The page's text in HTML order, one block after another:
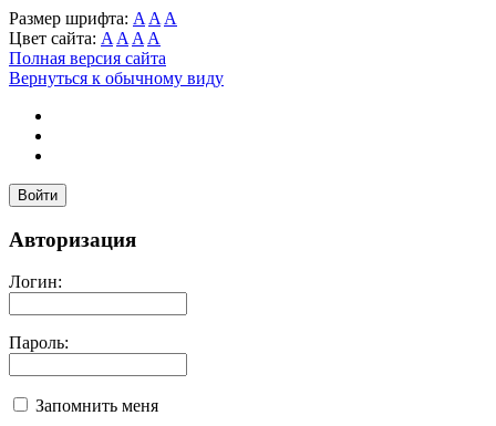
Размер шрифта: A A A
Цвет сайта: A A A A
Полная версия сайта
Вернуться к обычному виду
Войти
Авторизация
Логин:
Пароль:
Запомнить меня